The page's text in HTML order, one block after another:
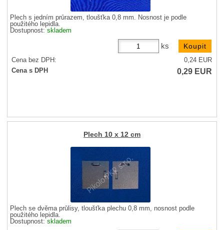
Plech s jedním průrazem, tloušťka 0,8 mm. Nosnost je podle
použitého lepidla.
Dostupnost:skladem
ks
Cena bez DPH: 0,24 EUR
Cena s DPH
0,29 EUR
Plech 10 x 12 cm
Plech se dvěma průlisy, tloušťka plechu 0,8 mm, nosnost podle
použitého lepidla.
Dostupnost:skladem